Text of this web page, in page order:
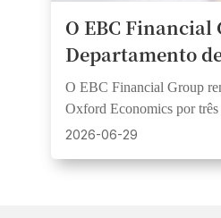
O EBC Financial
Departamento
da Universidade
renovam
educação
O EBC Financial Group
Oxford Economics por três
insights de pesquisa a um
2026-06-29